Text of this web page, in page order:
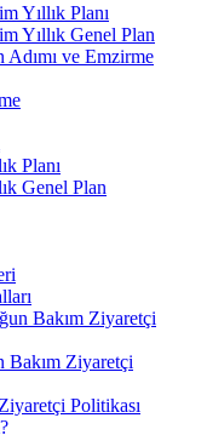
Yıllık Planı
Yıllık Genel Plan
Adımı ve Emzirme
Planı
Genel Plan
Bakım Ziyaretçi
Bakım Ziyaretçi
Politikası